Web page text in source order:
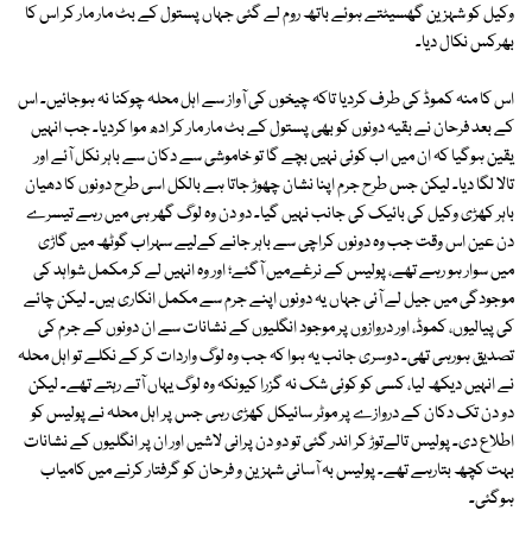
وکیل کو شہزین گھسیٹتے ہوئے باتھ روم لے گئی جہاں پستول کے بٹ مار مار کر اس کا
بھرکس نکال دیا۔
اس کا منہ کموڈ کی طرف کردیا تاکہ چیخوں کی آواز سے اہل محلہ چوکنا نہ ہوجائیں۔ اس
کے بعد فرحان نے بقیہ دونوں کو بھی پستول کے بٹ مار مار کر ادھ موا کردیا۔ جب انہیں
یقین ہوگیا کہ ان میں اب کوئی نہیں بچے گا تو خاموشی سے دکان سے باہر نکل آئے اور
تالا لگا دیا۔ لیکن جس طرح جرم اپنا نشان چھوڑ جاتا ہے بالکل اسی طرح دونوں کا دھیان
باہر کھڑی وکیل کی بائیک کی جانب نہیں گیا۔ دو دن وہ لوگ گھر ہی میں رہے تیسرے
دن عین اس وقت جب وہ دونوں کراچی سے باہر جانے کےلیے سہراب گوٹھ میں گاڑی
میں سوار ہو رہے تھے، پولیس کے نرغےمیں آگئے؛ اور وہ انہیں لے کر مکمل شواہد کی
موجودگی میں جیل لے آئی جہاں یہ دونوں اپنے جرم سے مکمل انکاری ہیں۔ لیکن چائے
کی پیالیوں، کموڈ، اور دروازوں پر موجود انگلیوں کے نشانات سے ان دونوں کے جرم کی
تصدیق ہورہی تھی۔ دوسری جانب یہ ہوا کہ جب وہ لوگ واردات کر کے نکلے تو اہل محلہ
نے انہیں دیکھ لیا، کسی کو کوئی شک نہ گزرا کیونکہ وہ لوگ یہاں آتے رہتے تھے۔ لیکن
دو دن تک دکان کے دروازے پر موٹر سائیکل کھڑی رہی جس پر اہل محلہ نے پولیس کو
اطلاع دی۔ پولیس تالےتوڑ کر اندر گئی تو دو دن پرانی لاشیں اور ان پر انگلیوں کے نشانات
بہت کچھ بتارہے تھے۔ پولیس بہ آسانی شہزین و فرحان کو گرفتار کرنے میں کامیاب
ہوگئی۔